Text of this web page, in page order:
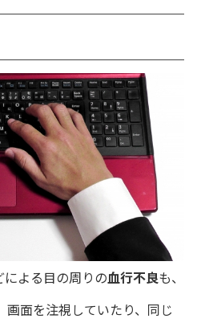
よる目の周りの血行不良も、
画面を注視していたり、同じ